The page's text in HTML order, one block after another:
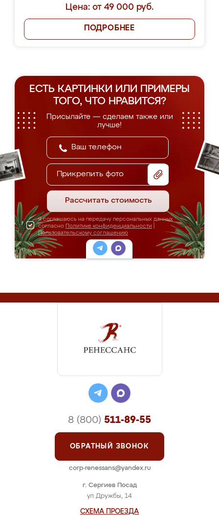
Цена: от 49 000 руб.
ПОДРОБНЕЕ
ЕСТЬ КАРТИНКИ ИЛИ ПРИМЕРЫ
ТОГО, ЧТО НРАВИТСЯ?
Присылайте — сделаем также или
лучше!
Прикрепить фото
Рассчитать стоимость
Я соглашаюсь на передачу персональных данных
согласно Политике конфиденциальности
Пользовательскому соглашению
г. Сергиев Посад
ул Дружбы, 14
СХЕМА ПРОЕЗДА
8 (800) 511-89-55
ОБРАТНЫЙ ЗВОНОК
corp-renessans@yandex.ru